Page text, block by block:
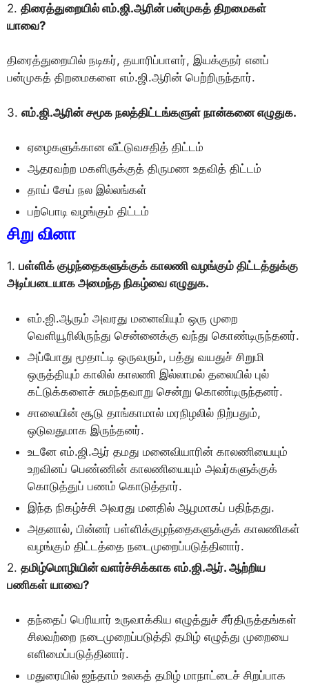
2. திரைத்துறையில் எம்.ஜி.ஆரின் பன்முகத் திறமைகள்
யாவை?
திரைத்துறையில் நடிகர், தயாரிப்பாளர், இயக்குநர் எனப்
பன்முகத் திறமைகளை எம்.ஜி.ஆரின் பெற்றிருந்தார்.
3. எம்.ஜி.ஆரின் சமூக நலத்திட்டங்களுள் நான்கனை எழுதுக.
ஏழைகளுக்கான வீட்டுவசதித் திட்டம்
ஆதரவற்ற மகளிருக்குத் திருமண உதவித் திட்டம்
தாய் சேய் நல இல்லங்கள்
பற்பொடி வழங்கும் திட்டம்
சிறு வினா
1. பள்ளிக் குழந்தைகளுக்குக் காலணி வழங்கும் திட்டத்துக்கு
அடிப்படையாக அமைந்த நிகழ்வை எழுதுக.
எம்.ஐி.ஆரும் அவரது மனைவியும் ஒரு முறை
வெளியூரிலிருந்து சென்னைக்கு வந்து கொண்டிருந்தனர்.
அப்போது மூதாட்டி ஒருவரும், பத்து வயதுச் சிறுமி
ஒருத்தியும் காலில் காலணி இல்லாமல் தலையில் புல்
கட்டுக்களைச் சுமந்தவாறு சென்று கொண்டிருந்தனர்.
சாலையின் சூடு தாங்காமால் மரநிழலில் நிற்பதும்,
ஒடுவதுமாக இருந்தனர்.
உடனே எம்.ஜி.ஆர் தமது மனைவியாரின் காலணியையும்
உறவினப் பெண்ணின் காலணியையும் அவர்களுக்குக்
கொடுத்துப் பணம் கொடுத்தார்.
இந்த நிகழ்ச்சி அவரது மனதில் ஆழமாகப் பதிந்தது.
அதனால், பின்னர் பள்ளிக்குழந்தைகளுக்குக் காலணிகள்
வழங்கும் திட்டத்தை நடைமுறைப்படுத்தினார்.
2. தமிழ்மொழியின் வளர்ச்சிக்காக எம்.ஜி.ஆர். ஆற்றிய
பணிகள் யாவை?
தந்தைப் பெரியார் உருவாக்கிய எழுத்துச் சீர்திருத்தங்கள்
சிலவற்றை நடைமுறைப்படுத்தி தமிழ் எழுத்து முறையை
எளிமைப்படுத்தினார்.
மதுரையில் ஐந்தாம் உலகத் தமிழ் மாநாட்டைச் சிறப்பாக